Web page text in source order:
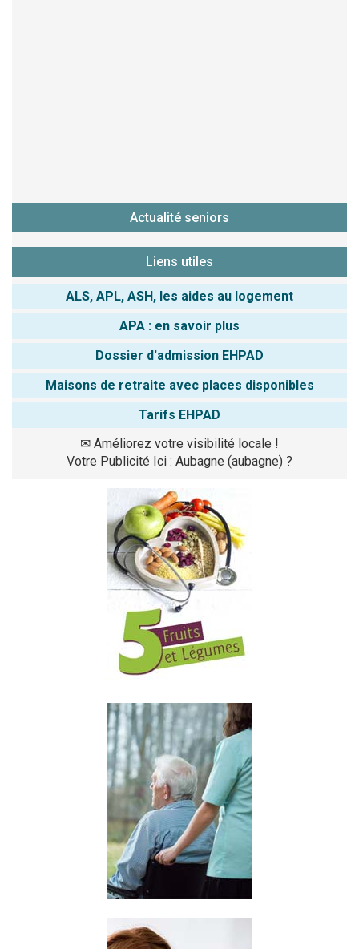
Actualité seniors
Liens utiles
ALS, APL, ASH, les aides au logement
APA : en savoir plus
Dossier d'admission EHPAD
Maisons de retraite avec places disponibles
Tarifs EHPAD
✉ Améliorez votre visibilité locale !
Votre Publicité Ici : Aubagne (aubagne) ?